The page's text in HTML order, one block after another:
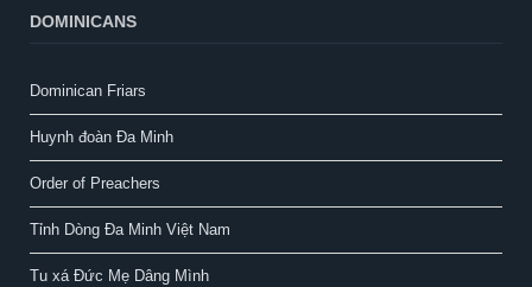
DOMINICANS
Dominican Friars
Huynh đoàn Đa Minh
Order of Preachers
Tỉnh Dòng Đa Minh Việt Nam
Tu xá Đức Mẹ Dâng Mình